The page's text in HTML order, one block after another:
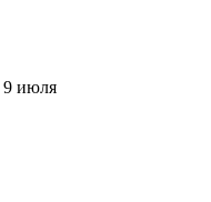
9 июля